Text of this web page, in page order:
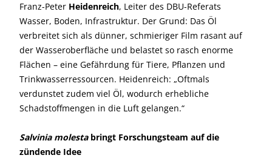
Franz-Peter Heidenreich, Leiter des DBU-Referats
Wasser, Boden, Infrastruktur. Der Grund: Das Öl
verbreitet sich als dünner, schmieriger Film rasant auf
der Wasseroberfläche und belastet so rasch enorme
Flächen – eine Gefährdung für Tiere, Pflanzen und
Trinkwasserressourcen. Heidenreich: „Oftmals
verdunstet zudem viel Öl, wodurch erhebliche
Schadstoffmengen in die Luft gelangen.“
Salvinia molestabringt Forschungsteam auf die
zündende Idee